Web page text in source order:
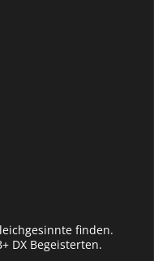
finden.
DX Begeisterten.